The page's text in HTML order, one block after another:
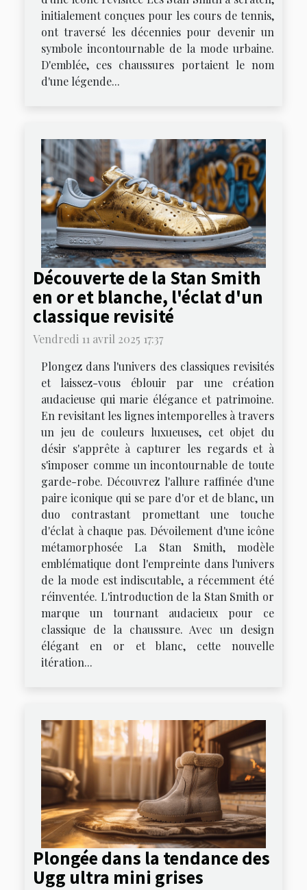
initialement conçues pour les cours de tennis,
ont traversé les décennies pour devenir un
symbole incontournable de la mode urbaine.
D'emblée, ces chaussures portaient le nom
d'une légende...
Découverte de la Stan Smith
en or et blanche, l'éclat d'un
classique revisité
Vendredi 11 avril 2025 17:37
Plongez dans l'univers des classiques revisités
et laissez-vous éblouir par une création
audacieuse qui marie élégance et patrimoine.
En revisitant les lignes intemporelles à travers
un jeu de couleurs luxueuses, cet objet du
désir s'apprête à capturer les regards et à
s'imposer comme un incontournable de toute
garde-robe. Découvrez l'allure raffinée d'une
paire iconique qui se pare d'or et de blanc, un
duo contrastant promettant une touche
d'éclat à chaque pas. Dévoilement d'une icône
métamorphosée La Stan Smith, modèle
emblématique dont l'empreinte dans l'univers
de la mode est indiscutable, a récemment été
réinventée. L'introduction de la Stan Smith or
marque un tournant audacieux pour ce
classique de la chaussure. Avec un design
élégant en or et blanc, cette nouvelle
itération...
Plongée dans la tendance des
Ugg ultra mini grises